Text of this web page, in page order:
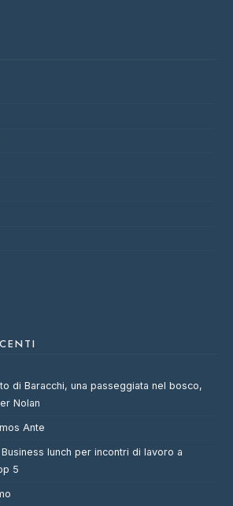
di Baracchi, una passeggiata nel bosco,
Nolan
Ante
Business lunch per incontri di lavoro a
5